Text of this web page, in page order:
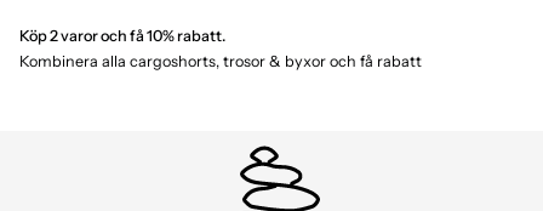
något på vägen. Även när du flyger genom rapsfälten en
sommardag på din motorcykel har du fortfarande allt till hands.
Slitstark bomull som blir mjukare med tiden – Tyget har en rå och
efter många somrar och upprepade tvättar. Sömmarna är
kraftiga och förstärkta, så de klarar av att utsättas för lite av varje.
Det är för dig som letar efter slitstarka cargoshorts i streetwear-
stilen som även kan användas i mer krävande miljöer.
Köp 2 varor och få 10% rabatt.
Kombinera alla cargoshorts, trosor & byxor och få rabatt